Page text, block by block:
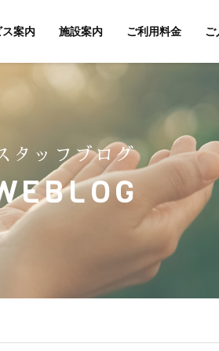
案内 施設案内 ご利用料金 ご
タッフブログ